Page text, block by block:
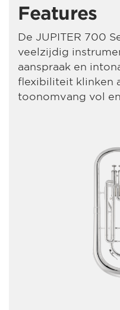
Features
De JUPITER 700
veelzijdig
aanspraak en
flexibiliteit klinken
toonomvang vol